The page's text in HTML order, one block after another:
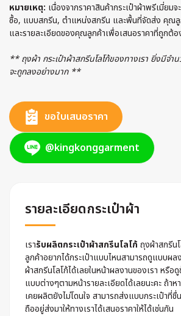
หมายเหตุ: เนื่องจากราคาสินค้ากระเป๋าผ้าพรีเมี่ยม
ซื้อ, แบบสกรีน, ตำแหน่งสกรีน และพื้นที่จัดส่ง คุณลู
และรายละเอียดของคุณลูกค้าเพื่อเสนอราคาที่ถูกต้อ
** ถุงผ้า กระเป๋าผ้าสกรีนโลโก้ของทางเรา ยิ่งมีจ
จะถูกลงอย่างมาก **
ขอใบเสนอราคา
@kingkonggarment
รายละเอียดกระเป๋าผ้า
เรารับผลิตกระเป๋าผ้าสกรีนโลโก้ ถุงผ้าสกรีน
ลูกค้าอยากได้กระเป๋าแบบไหนสามารถดูแบบผล
ผ้าสกรีนโลโก้ได้เลยในหน้าผลงานของเรา หรือ
แบบต่างๆตามหน้ารายละเอียดได้เลยนะคะ ถ้าห
เคยผลิตยังไม่โดนใจ สามารถส่งแบบกระเป๋าที่
ถืออยู่ส่งมาให้ทางเราได้เสนอราคาให้ได้เช่นกัน